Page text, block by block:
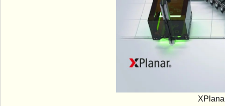
XPlanar